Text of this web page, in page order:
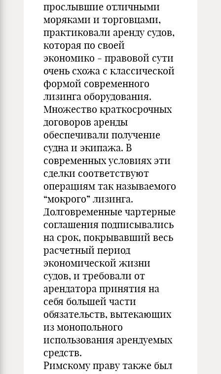
прослывшие отличными
моряками и торговцами,
практиковали аренду судов,
которая по своей
экономико - правовой сути
очень схожа с классической
формой современного
лизинга оборудования.
Множество краткосрочных
договоров аренды
обеспечивали получение
судна и экипажа. В
современных условиях эти
сделки соответствуют
операциям так называемого
“мокрого” лизинга.
Долговременные чартерные
соглашения подписывались
на срок, покрывавший весь
расчетный период
экономической жизни
судов, и требовали от
арендатора принятия на
себя большей части
обязательств, вытекающих
из монопольного
использования арендуемых
средств.
Римскому праву также был